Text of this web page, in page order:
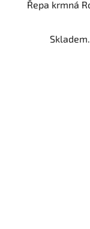
Řepa krmná